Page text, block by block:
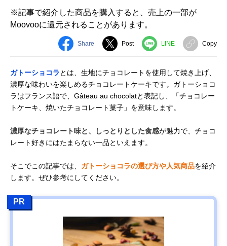
※記事で紹介した商品を購入すると、売上の一部が
Moovooに還元されることがあります。
Share Post LINE Copy
ガトーショコラとは、生地にチョコレートを使用して焼き上げ、
濃厚な味わいを楽しめるチョコレートケーキです。ガトーショコ
ラはフランス語で、Gâteau au chocolatと表記し、「チョコレー
トケーキ、焼いたチョコレート菓子」を意味します。
濃厚なチョコレート味と、しっとりとした食感が魅力で、チョコ
レート好きにはたまらない一品といえます。
そこでこの記事では、 ガトーショコラの選び方や人気商品を紹介
します。ぜひ参考にしてください。
PR